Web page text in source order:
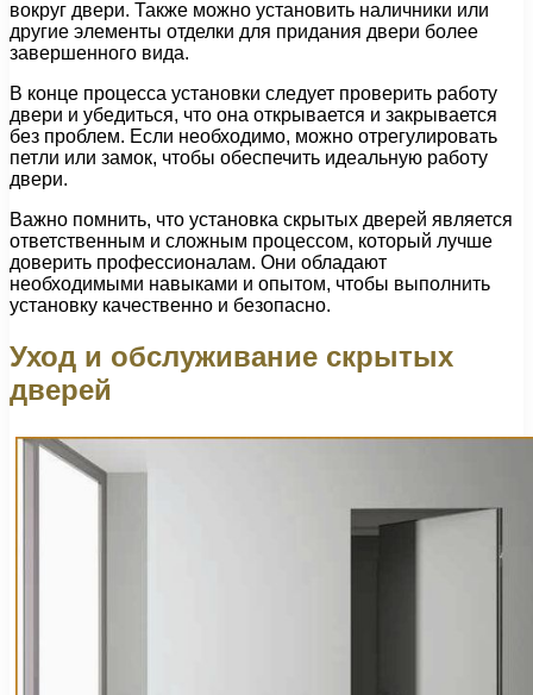
вокруг двери. Также можно установить наличники или
другие элементы отделки для придания двери более
завершенного вида.
В конце процесса установки следует проверить работу
двери и убедиться, что она открывается и закрывается
без проблем. Если необходимо, можно отрегулировать
петли или замок, чтобы обеспечить идеальную работу
двери.
Важно помнить, что установка скрытых дверей является
ответственным и сложным процессом, который лучше
доверить профессионалам. Они обладают
необходимыми навыками и опытом, чтобы выполнить
установку качественно и безопасно.
Уход и обслуживание скрытых
дверей